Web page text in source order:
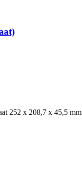
252 x 208,7 x 45,5 mm